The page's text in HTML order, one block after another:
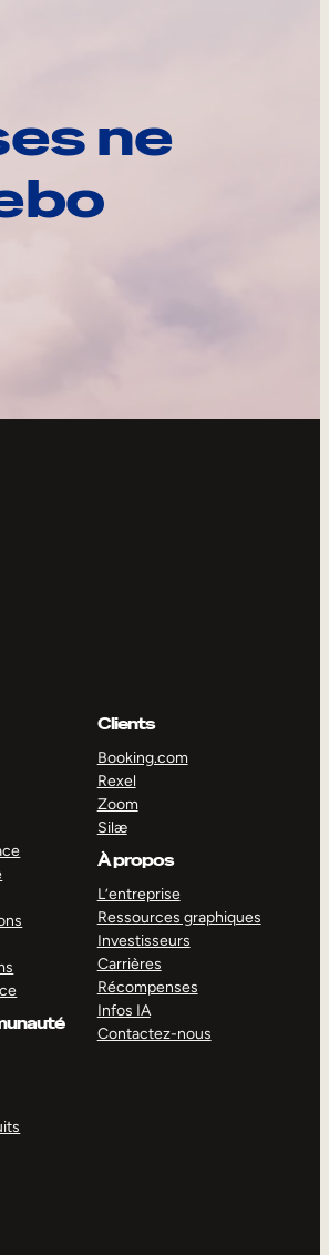
ne
Clients
Booking.com
Rexel
Zoom
Silæ
À propos
L’entreprise
Ressources graphiques
Investisseurs
Carrières
Récompenses
Infos IA
Contactez-nous